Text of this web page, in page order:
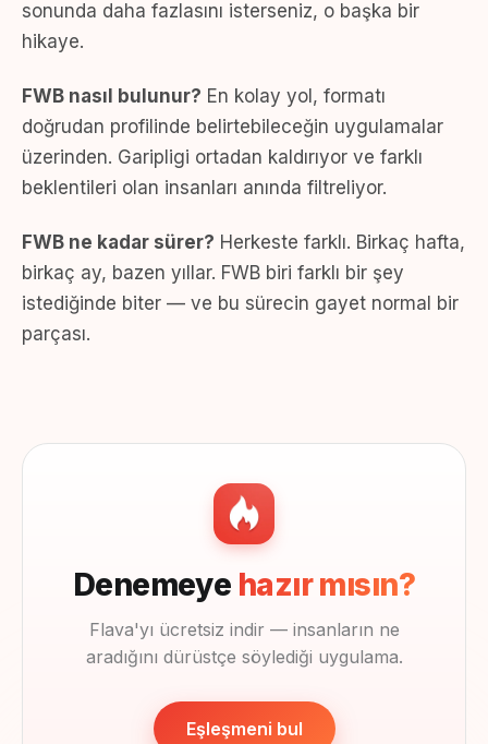
sonunda daha fazlasını isterseniz, o başka bir
hikaye.
FWB nasıl bulunur? En kolay yol, formatı
doğrudan profilinde belirtebileceğin uygulamalar
üzerinden. Garipligi ortadan kaldırıyor ve farklı
beklentileri olan insanları anında filtreliyor.
FWB ne kadar sürer? Herkeste farklı. Birkaç hafta,
birkaç ay, bazen yıllar. FWB biri farklı bir şey
istediğinde biter — ve bu sürecin gayet normal bir
parçası.
Denemeye hazır mısın?
Flava'yı ücretsiz indir — insanların ne
aradığını dürüstçe söylediği uygulama.
Eşleşmeni bul